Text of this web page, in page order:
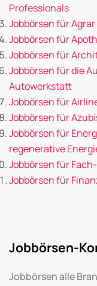
Professionals
Jobbörsen für
Jobbörsen für
Jobbörsen für
Jobbörsen für die
Autowerkstatt
Jobbörsen für
Jobbörsen für
Jobbörsen für
regenerative
Jobbörsen für
Jobbörsen für
Jobbörsen-
Jobbörsen alle